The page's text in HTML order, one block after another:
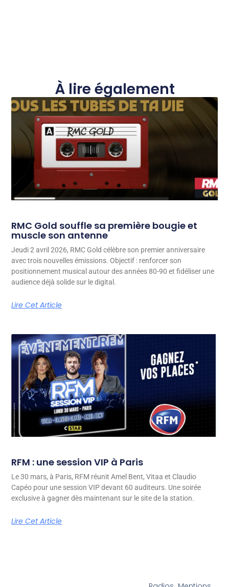
À lire également
RMC Gold souffle sa première bougie et
muscle son antenne
Jeudi 2 avril 2026, RMC Gold célèbre son premier anniversaire
avec trois nouvelles émissions. Objectif : renforcer son
positionnement musical autour des années 80-90 et fidéliser une
audience déjà solide sur le digital.
Lire Cet Article
RFM : une session VIP à Paris
Le 30 mars, à Paris, RFM réunit Amel Bent, Vitaa et Claudio
Capéo pour une session VIP devant 60 auditeurs. Une soirée
exclusive à gagner dès maintenant sur le site de la station.
Lire Cet Article